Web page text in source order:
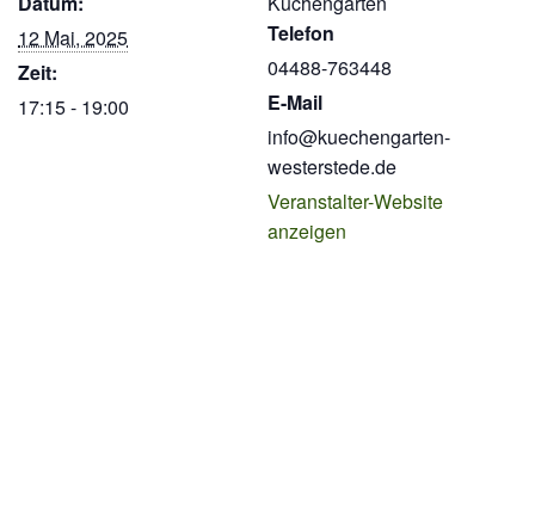
12 Mai, 2025
Zeit:
17:15 - 19:00
Telefon
04488-763448
E-Mail
info@kuechengarten-
westerstede.de
Veranstalter-Website
anzeigen